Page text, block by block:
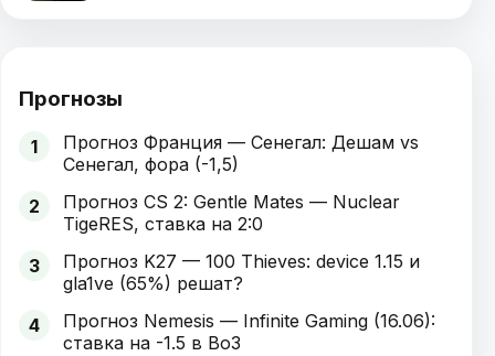
Прогнозы
1
Прогноз Франция — Сенегал: Дешам vs
Сенегал, фора (-1,5)
2
Прогноз CS 2: Gentle Mates — Nuclear
TigeRES, ставка на 2:0
3
Прогноз K27 — 100 Thieves: device 1.15 и
gla1ve (65%) решат?
4
Прогноз Nemesis — Infinite Gaming (16.06):
ставка на -1.5 в Bo3